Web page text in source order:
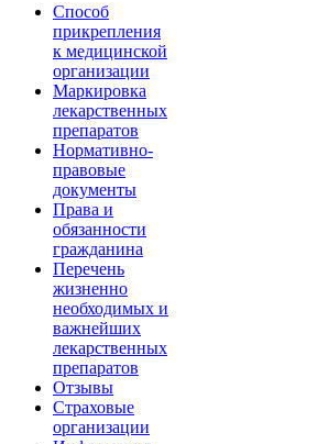
Способ
прикрепления
к медицинской
организации
Маркировка
лекарственных
препаратов
Нормативно-
правовые
документы
Права и
обязанности
гражданина
Перечень
жизненно
необходимых и
важнейших
лекарственных
препаратов
Отзывы
Страховые
организации